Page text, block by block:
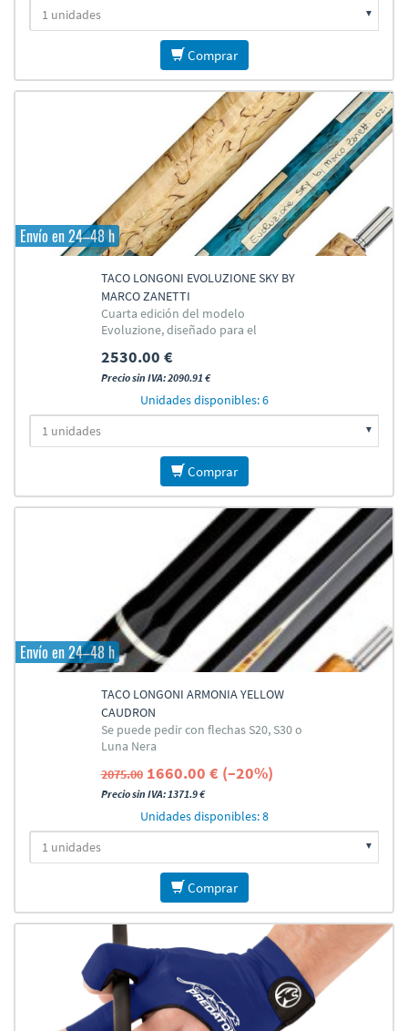
Comprar
Envío en 24–48 h
TACO LONGONI EVOLUZIONE SKY BY
MARCO ZANETTI
Cuarta edición del modelo
Evoluzione, diseñado para el
2530.00 €
Precio sin IVA: 2090.91 €
Unidades disponibles: 6
Comprar
Envío en 24–48 h
TACO LONGONI ARMONIA YELLOW
CAUDRON
Se puede pedir con flechas S20, S30 o
Luna Nera
2075.00 1660.00 € (–20%)
Precio sin IVA: 1371.9 €
Unidades disponibles: 8
Comprar